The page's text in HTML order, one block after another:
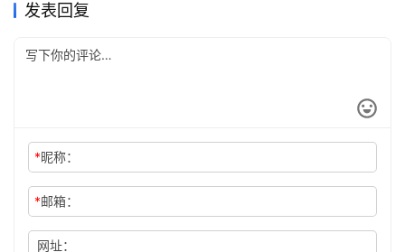
InnoDB：支持事务处理，具有提…
发表回复
*昵称：
*邮箱：
网址：